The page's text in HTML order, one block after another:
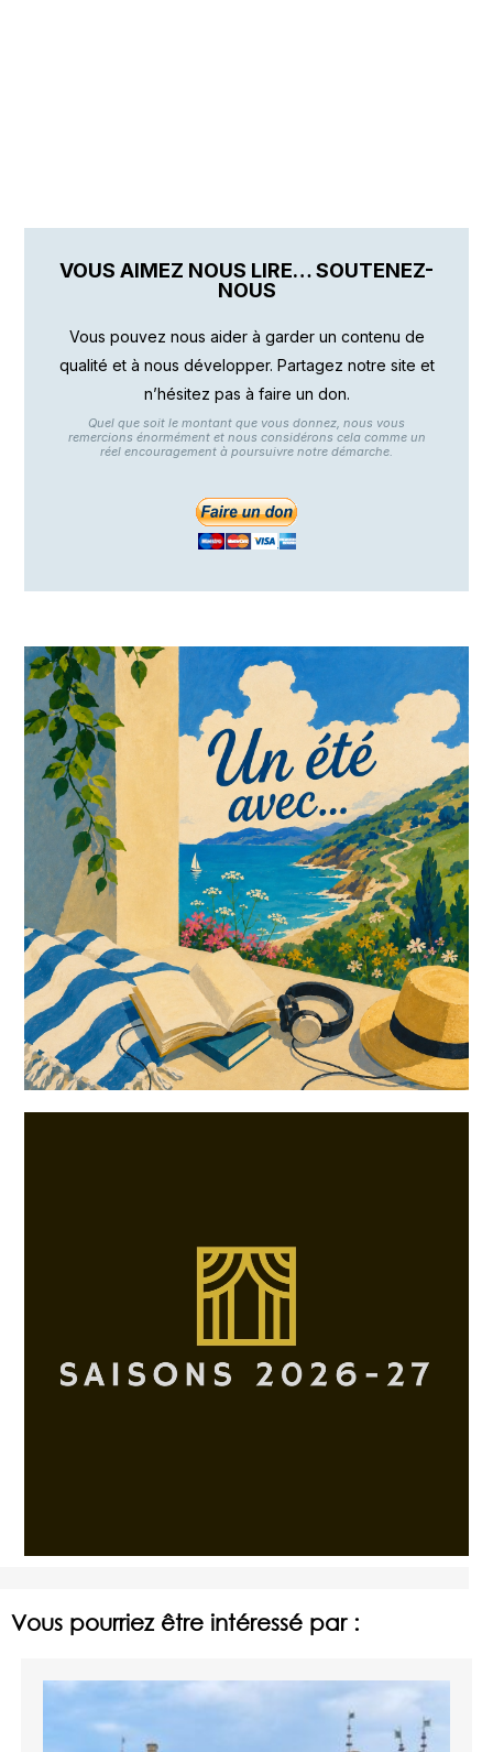
VOUS AIMEZ NOUS LIRE… SOUTENEZ-
NOUS
Vous pouvez nous aider à garder un contenu de
qualité et à nous développer. Partagez notre site et
n’hésitez pas à faire un don.
Quel que soit le montant que vous donnez, nous vous
remercions énormément et nous considérons cela comme un
réel encouragement à poursuivre notre démarche.
Vous pourriez être intéressé par :